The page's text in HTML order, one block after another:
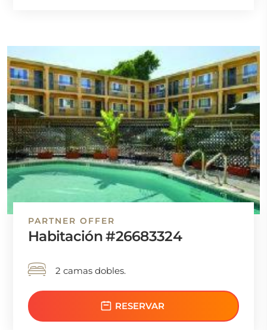
PARTNER OFFER
Habitación #26683324
2 camas dobles.
RESERVAR